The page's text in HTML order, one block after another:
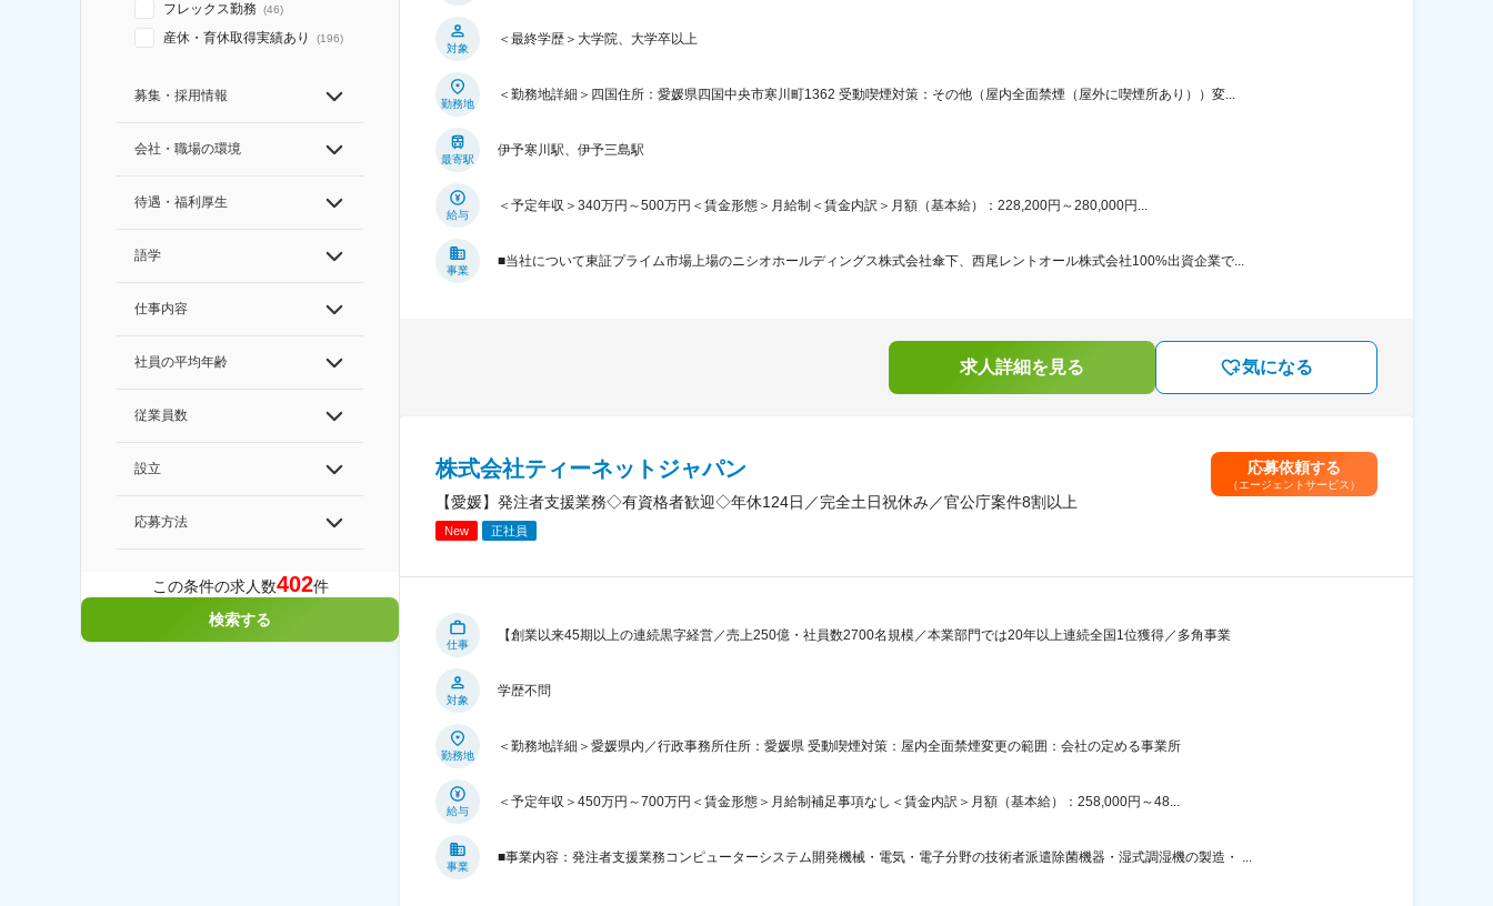
フレックス勤務 (46)
産休・育休取得実績あり (196)
募集・採用情報
会社・職場の環境
待遇・福利厚生
語学
仕事内容
社員の平均年齢
従業員数
設立
応募方法
この条件の求人数402件
検索する
対象
＜最終学歴＞大学院、大学卒以上
勤務地
＜勤務地詳細＞四国住所：愛媛県四国中央市寒川町1362 受動喫煙対策：その他（屋内全面禁煙（屋外に喫煙所あり））変...
最寄駅
伊予寒川駅、伊予三島駅
給与
＜予定年収＞340万円～500万円＜賃金形態＞月給制＜賃金内訳＞月額（基本給）：228,200円～280,000円...
事業
■当社について東証プライム市場上場のニシオホールディングス株式会社傘下、西尾レントオール株式会社100%出資企業で...
求人詳細を見る 気になる
株式会社ティーネットジャパン
【愛媛】発注者支援業務◇有資格者歓迎◇年休124日／完全土日祝休み／官公庁案件8割以上
New 正社員
応募依頼する
（エージェントサービス）
仕事
【創業以来45期以上の連続黒字経営／売上250億・社員数2700名規模／本業部門では20年以上連続全国1位獲得／多角事業
対象
学歴不問
勤務地
＜勤務地詳細＞愛媛県内／行政事務所住所：愛媛県 受動喫煙対策：屋内全面禁煙変更の範囲：会社の定める事業所
給与
＜予定年収＞450万円～700万円＜賃金形態＞月給制補足事項なし＜賃金内訳＞月額（基本給）：258,000円～48...
事業
■事業内容：発注者支援業務コンピューターシステム開発機械・電気・電子分野の技術者派遣除菌機器・湿式調湿機の製造・ ...